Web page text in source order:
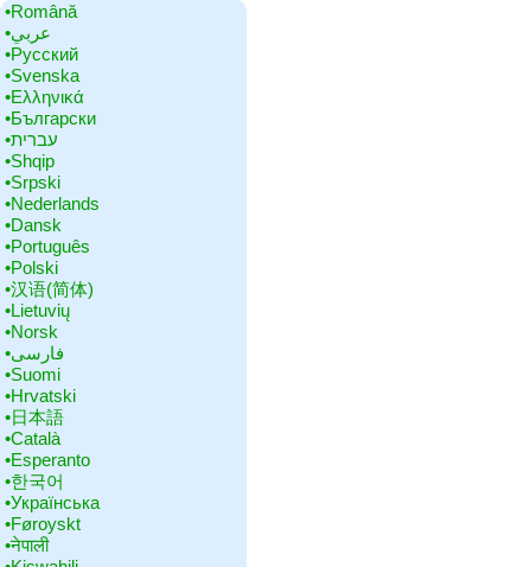
•‎Română
•‎عربي
•‎Русский
•‎Svenska
•‎Ελληνικά
•‎Български
•‎עברית
•‎Shqip
•‎Srpski
•‎Nederlands
•‎Dansk
•‎Português
•‎Polski
•‎汉语(简体)
•‎Lietuvių
•‎Norsk
•‎فارسی
•‎Suomi
•‎Hrvatski
•‎日本語
•‎Català
•‎Esperanto
•‎한국어
•‎Українська
•‎Føroyskt
•‎नेपाली